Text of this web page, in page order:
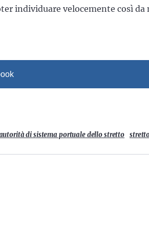
individuare velocemente così da
di sistema portuale dello stretto